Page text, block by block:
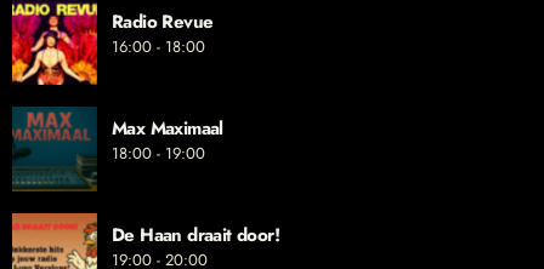
Radio Revue
16:00 - 18:00
Max Maximaal
18:00 - 19:00
De Haan draait door!
19:00 - 20:00